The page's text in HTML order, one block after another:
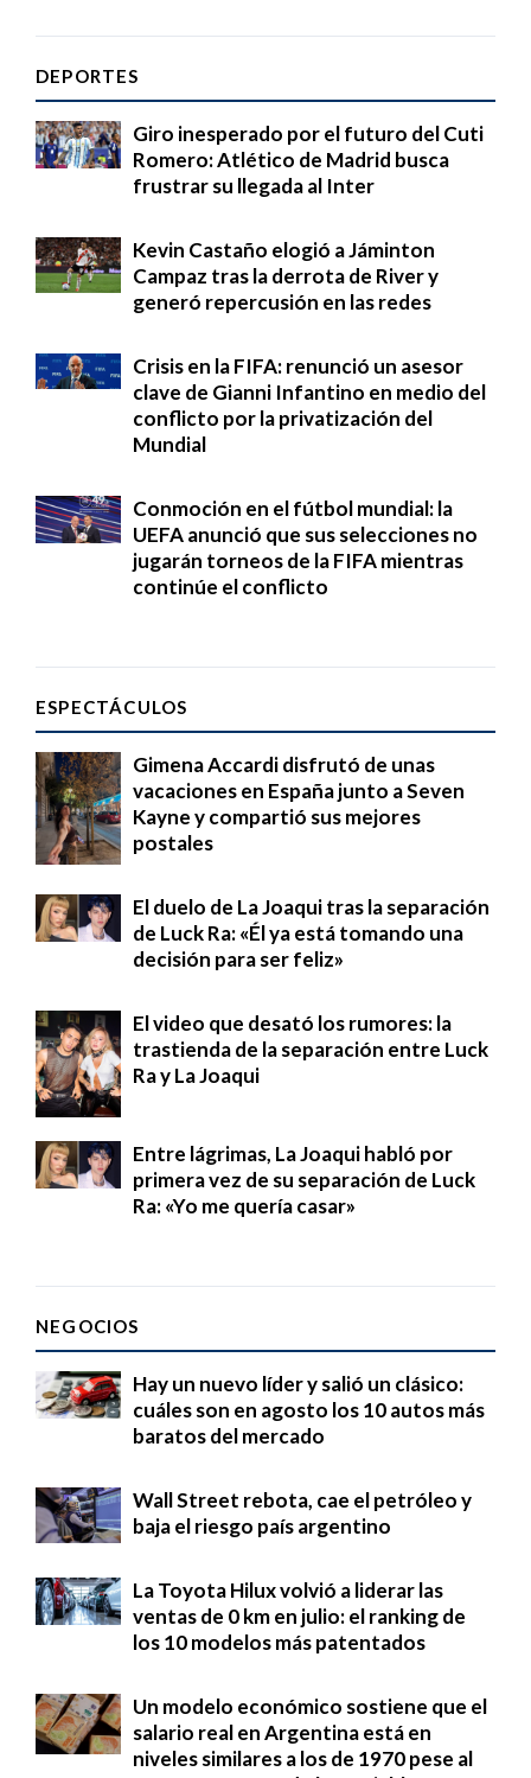
DEPORTES
Giro inesperado por el futuro del Cuti
Romero: Atlético de Madrid busca
frustrar su llegada al Inter
Kevin Castaño elogió a Jáminton
Campaz tras la derrota de River y
generó repercusión en las redes
Crisis en la FIFA: renunció un asesor
clave de Gianni Infantino en medio del
conflicto por la privatización del
Mundial
Conmoción en el fútbol mundial: la
UEFA anunció que sus selecciones no
jugarán torneos de la FIFA mientras
continúe el conflicto
ESPECTÁCULOS
Gimena Accardi disfrutó de unas
vacaciones en España junto a Seven
Kayne y compartió sus mejores
postales
El duelo de La Joaqui tras la separación
de Luck Ra: «Él ya está tomando una
decisión para ser feliz»
El video que desató los rumores: la
trastienda de la separación entre Luck
Ra y La Joaqui
Entre lágrimas, La Joaqui habló por
primera vez de su separación de Luck
Ra: «Yo me quería casar»
NEGOCIOS
Hay un nuevo líder y salió un clásico:
cuáles son en agosto los 10 autos más
baratos del mercado
Wall Street rebota, cae el petróleo y
baja el riesgo país argentino
La Toyota Hilux volvió a liderar las
ventas de 0 km en julio: el ranking de
los 10 modelos más patentados
Un modelo económico sostiene que el
salario real en Argentina está en
niveles similares a los de 1970 pese al